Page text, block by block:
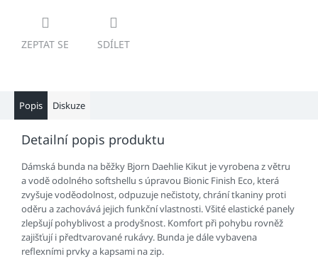
ZEPTAT SE SDÍLET
Popis Diskuze
Detailní popis produktu
Dámská bunda na běžky Bjorn Daehlie Kikut je vyrobena z větru
a vodě odolného softshellu s úpravou Bionic Finish Eco, která
zvyšuje voděodolnost, odpuzuje nečistoty, chrání tkaniny proti
oděru a zachovává jejich funkční vlastnosti. Všité elastické panely
zlepšují pohyblivost a prodyšnost. Komfort při pohybu rovněž
zajišťují i předtvarované rukávy. Bunda je dále vybavena
reflexními prvky a kapsami na zip.